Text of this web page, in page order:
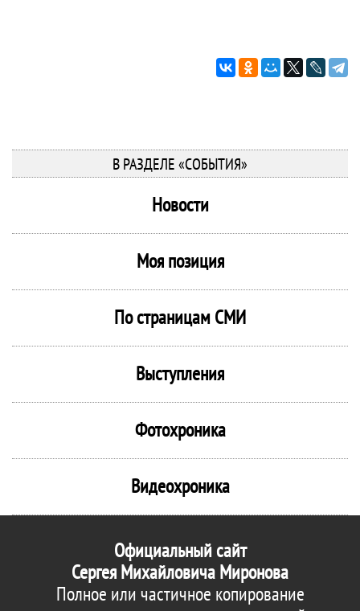
В РАЗДЕЛЕ «СОБЫТИЯ»
Новости
Моя позиция
По страницам СМИ
Выступления
Фотохроника
Видеохроника
Официальный сайт
Сергея Михайловича Миронова
Полное или частичное копирование